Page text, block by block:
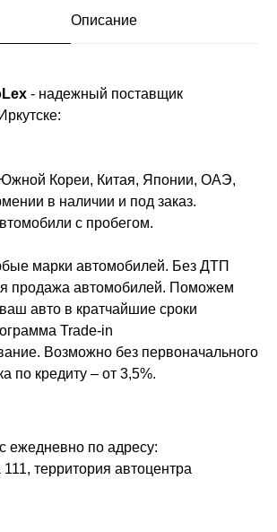
Описание
- надежный поставщик
Кореи, Китая, Японии, ОАЭ,
в наличии и под заказ.
с пробегом.
марки автомобилей. Без ДТП
продажа автомобилей. Поможем
авто в кратчайшие сроки
Trade-in
Возможно без первоначального
по кредиту – от 3,5%.
ежедневно по адресу:
территория автоцентра